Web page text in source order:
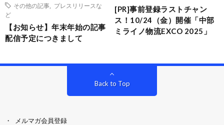
その他の記事
プレスリリースな
ど
【お知らせ】年末年始の記事
配信予定につきまして
[PR]事前登録ラストチャン
ス！10/24（金）開催「中部
ミライノ物流EXCO 2025」
Back to Top
メルマガ会員登録